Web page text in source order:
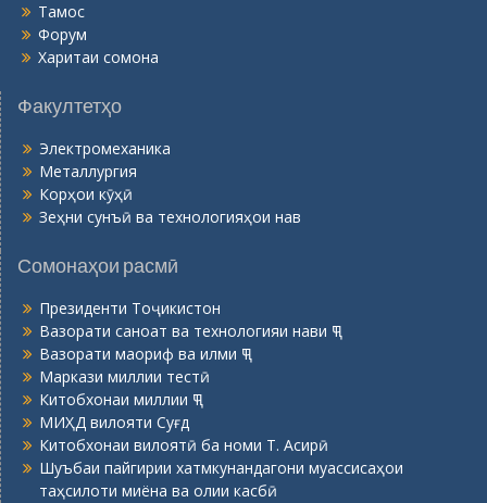
Тамос
Форум
Харитаи сомона
Факултетҳо
Электромеханика
Металлургия
Корҳои кӯҳӣ
Зеҳни сунъӣ ва технологияҳои нав
Сомонаҳои расмӣ
Президенти Тоҷикистон
Вазорати саноат ва технологияи нави ҶТ
Вазорати маориф ва илми ҶТ
Маркази миллии тестӣ
Китобхонаи миллии ҶТ
МИҲД вилояти Суғд
Китобхонаи вилоятӣ ба номи Т. Асирӣ
Шуъбаи пайгирии хатмкунандагони муассисаҳои
таҳсилоти миёна ва олии касбӣ